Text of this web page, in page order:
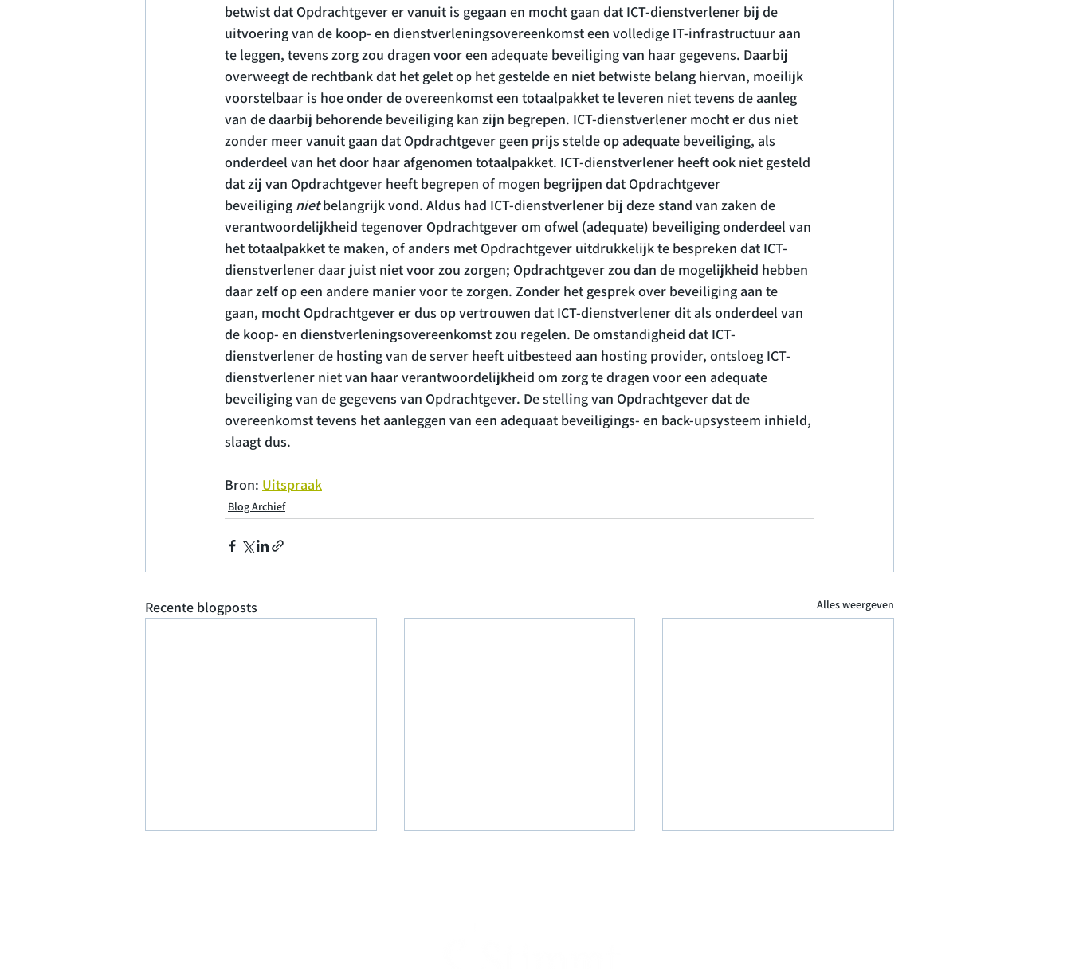
betwist dat Opdrachtgever er vanuit is gegaan en mocht gaan dat ICT-dienstverlener bij de
uitvoering van de koop- en dienstverleningsovereenkomst een volledige IT-infrastructuur aan
te leggen, tevens zorg zou dragen voor een adequate beveiliging van haar gegevens. Daarbij
overweegt de rechtbank dat het gelet op het gestelde en niet betwiste belang hiervan, moeilijk
voorstelbaar is hoe onder de overeenkomst een totaalpakket te leveren niet tevens de aanleg
van de daarbij behorende beveiliging kan zijn begrepen. ICT-dienstverlener mocht er dus niet
zonder meer vanuit gaan dat Opdrachtgever geen prijs stelde op adequate beveiliging, als
onderdeel van het door haar afgenomen totaalpakket. ICT-dienstverlener heeft ook niet gesteld
dat zij van Opdrachtgever heeft begrepen of mogen begrijpen dat Opdrachtgever
beveiliging niet belangrijk vond. Aldus had ICT-dienstverlener bij deze stand van zaken de
verantwoordelijkheid tegenover Opdrachtgever om ofwel (adequate) beveiliging onderdeel van
het totaalpakket te maken, of anders met Opdrachtgever uitdrukkelijk te bespreken dat ICT-
dienstverlener daar juist niet voor zou zorgen; Opdrachtgever zou dan de mogelijkheid hebben
daar zelf op een andere manier voor te zorgen. Zonder het gesprek over beveiliging aan te
gaan, mocht Opdrachtgever er dus op vertrouwen dat ICT-dienstverlener dit als onderdeel van
de koop- en dienstverleningsovereenkomst zou regelen. De omstandigheid dat ICT-
dienstverlener de hosting van de server heeft uitbesteed aan hosting provider, ontsloeg ICT-
dienstverlener niet van haar verantwoordelijkheid om zorg te dragen voor een adequate
beveiliging van de gegevens van Opdrachtgever. De stelling van Opdrachtgever dat de
overeenkomst tevens het aanleggen van een adequaat beveiligings- en back-upsysteem inhield,
slaagt dus.
Bron: Uitspraak
Blog Archief
Recente blogposts Alles weergeven